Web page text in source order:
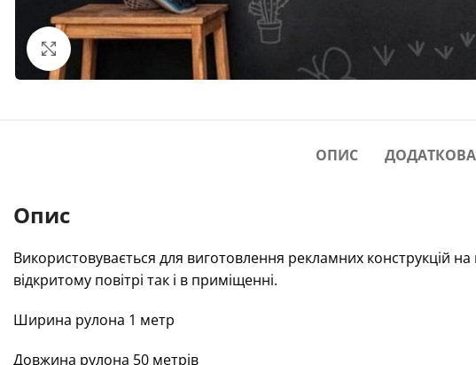
Click to enlarge
ОПИС
Опис
Використовувається для виготовлення рекламних конструкцій
відкритому повітрі так і в приміщенні.
Ширина рулона 1 метр
Довжина рулона 50 метрів